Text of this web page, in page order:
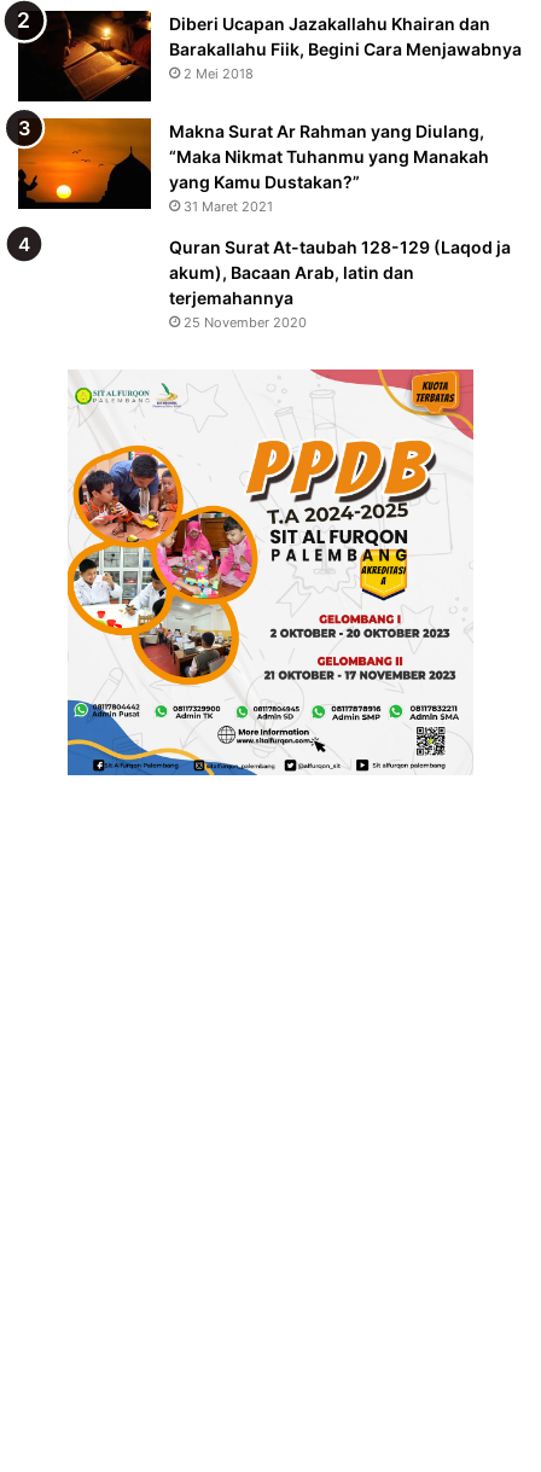
Diberi Ucapan Jazakallahu Khairan dan
Barakallahu Fiik, Begini Cara Menjawabnya
2 Mei 2018
Makna Surat Ar Rahman yang Diulang,
“Maka Nikmat Tuhanmu yang Manakah
yang Kamu Dustakan?”
31 Maret 2021
Quran Surat At-taubah 128-129 (Laqod ja
akum), Bacaan Arab, latin dan
terjemahannya
25 November 2020